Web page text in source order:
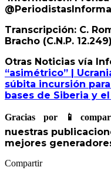
Transcripción: C.
Bracho (C.N.P.
Otras Noticias vía
“asimétrico” |
súbita incursión
bases de Siberia y
Gracias por 📱
nuestras
mejores
Compartir